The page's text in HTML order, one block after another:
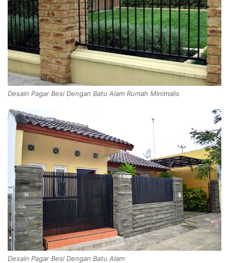
Desain Pagar Besi Dengan Batu Alam Rumah Minimalis
Desain Pagar Besi Dengan Batu Alam